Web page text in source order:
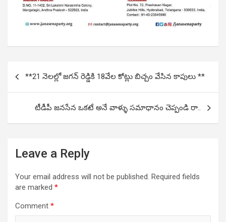
navigation
**21 నెలల్లో జగన్ రెడ్డికి 18వేల కోట్లు బిచ్చం వేసిన కాపులు **
టీడీపీ జనసేన ఒకటే అనే వాళ్ళు సమాధానం చెప్పండి రా..
Leave a Reply
Your email address will not be published. Required fields
are marked *
Comment *